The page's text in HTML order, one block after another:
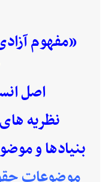
«مفهوم
اصل
نظریه
بنیادها و